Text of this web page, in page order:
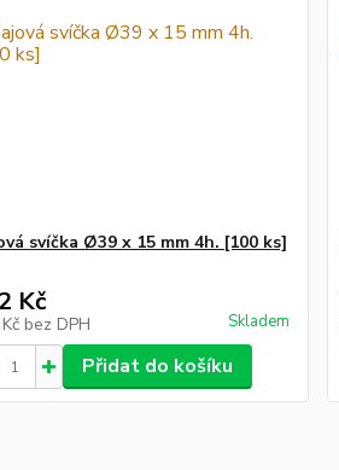
svíčka Ø39 x 15 mm 4h. [100 ks]
Kč
bez DPH Skladem
Přidat do košíku